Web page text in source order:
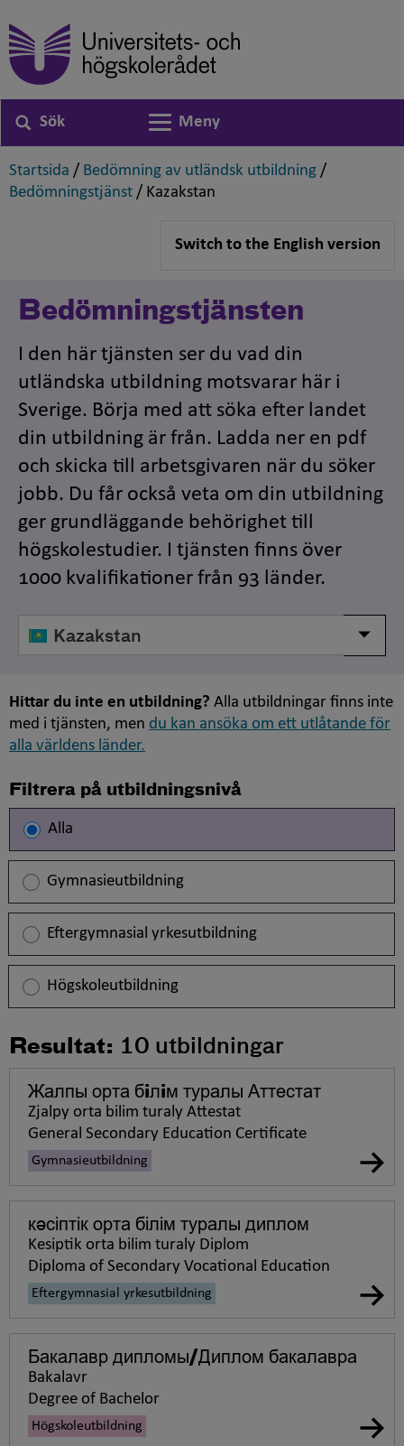
Sök
Växla navigering
Meny
Startsida ,
/ Bedömning av utländsk utbildning ,
/
Bedömningstjänst ,
/ Kazakstan
Switch to the English version
Bedömningstjänsten
I den här tjänsten ser du vad din
utländska utbildning motsvarar här i
Sverige. Börja med att söka efter landet
din utbildning är från. Ladda ner en pdf
och skicka till arbetsgivaren när du söker
jobb. Du får också veta om din utbildning
ger grundläggande behörighet till
högskolestudier. I tjänsten finns över
1000 kvalifikationer från 93 länder.
land
Visa/
Hittar du inte en utbildning? Alla utbildningar finns inte
med i tjänsten, men du kan ansöka om ett utlåtande för
alla världens länder.
Filtrera på utbildningsnivå
Alla
Gymnasieutbildning
Eftergymnasial yrkesutbildning
Högskoleutbildning
Resultat: 10 utbildningar
Жалпы орта бiлiм туралы Аттестат
Zjalpy orta bilim turaly Attestat
General Secondary Education Certificate
Gymnasieutbildning
кәсіптік орта білім туралы диплом
Kesiptik orta bilim turaly Diplom
Diploma of Secondary Vocational Education
Eftergymnasial yrkesutbildning
Бакалавр дипломы/Диплом бакалавра
Bakalavr
Degree of Bachelor
Högskoleutbildning